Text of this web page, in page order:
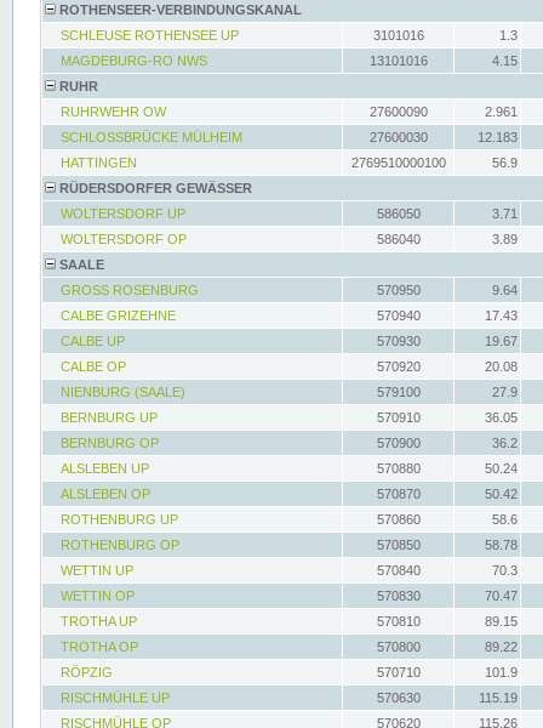
ROTHENSEER-VERBINDUNGSKANAL
SCHLEUSE ROTHENSEE UP
3101016
1.3
MAGDEBURG-RO NWS
13101016
4.15
RUHR
RUHRWEHR OW
27600090
2.961
SCHLOSSBRÜCKE MÜLHEIM
27600030
12.183
HATTINGEN
2769510000100
56.9
RÜDERSDORFER GEWÄSSER
WOLTERSDORF UP
586050
3.71
WOLTERSDORF OP
586040
3.89
SAALE
GROSS ROSENBURG
570950
9.64
CALBE GRIZEHNE
570940
17.43
CALBE UP
570930
19.67
CALBE OP
570920
20.08
NIENBURG (SAALE)
579100
27.9
BERNBURG UP
570910
36.05
BERNBURG OP
570900
36.2
ALSLEBEN UP
570880
50.24
ALSLEBEN OP
570870
50.42
ROTHENBURG UP
570860
58.6
ROTHENBURG OP
570850
58.78
WETTIN UP
570840
70.3
WETTIN OP
570830
70.47
TROTHA UP
570810
89.15
TROTHA OP
570800
89.22
RÖPZIG
570710
101.9
RISCHMÜHLE UP
570630
115.19
RISCHMÜHLE OP
570620 115.26